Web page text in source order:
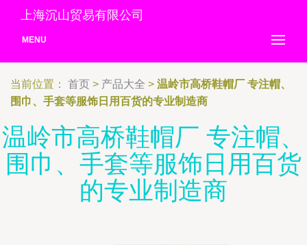
上海沉山贸易有限公司
MENU
当前位置： 首页 > 产品大全 > 温岭市高桥鞋帽厂 专注帽、
围巾、手套等服饰日用百货的专业制造商
温岭市高桥鞋帽厂 专注帽、
围巾、手套等服饰日用百货
的专业制造商